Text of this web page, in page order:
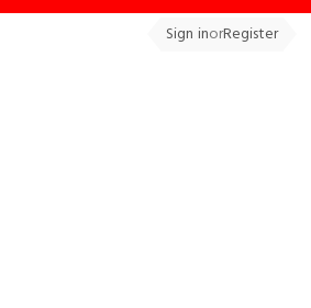
Sign inorRegister